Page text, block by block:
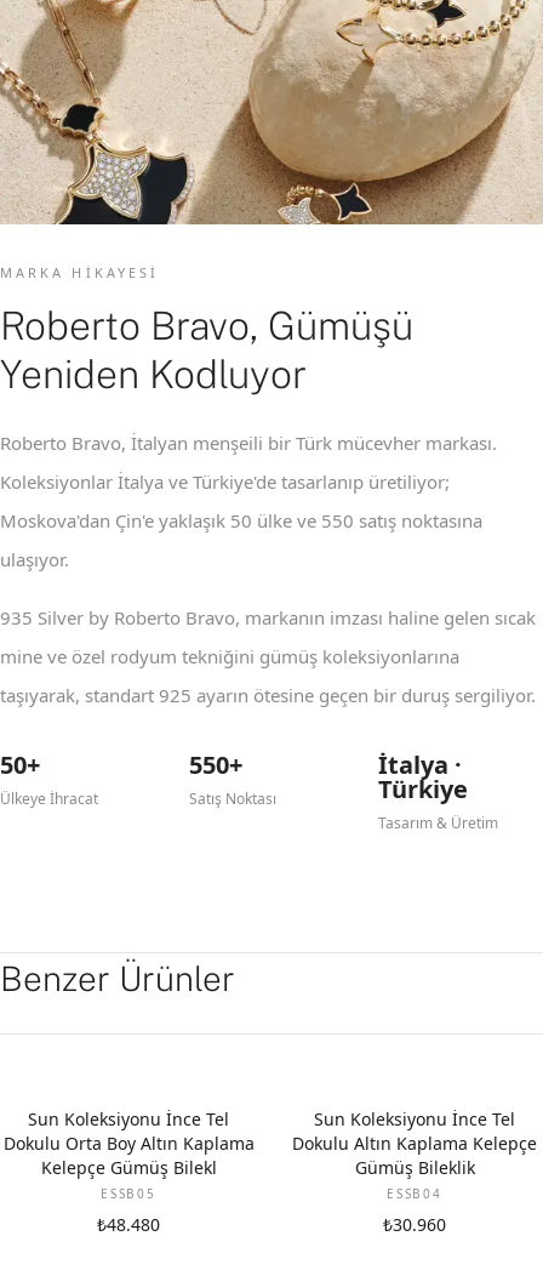
MARKA HIKAYESI
Roberto Bravo, Gümüşü
Yeniden Kodluyor
Roberto Bravo, İtalyan menşeili bir Türk mücevher markası.
Koleksiyonlar İtalya ve Türkiye'de tasarlanıp üretiliyor;
Moskova'dan Çin'e yaklaşık 50 ülke ve 550 satış noktasına
ulaşıyor.
935 Silver by Roberto Bravo, markanın imzası haline gelen sıcak
mine ve özel rodyum tekniğini gümüş koleksiyonlarına
taşıyarak, standart 925 ayarın ötesine geçen bir duruş sergiliyor.
50+
Ülkeye İhracat
550+
Satış Noktası
İtalya ·
Türkiye
Tasarım & Üretim
Benzer Ürünler
Sun Koleksiyonu İnce Tel
Dokulu Orta Boy Altın Kaplama
Kelepçe Gümüş Bilekl
ESSB05
₺48.480
Sun Koleksiyonu İnce Tel
Dokulu Altın Kaplama Kelepçe
Gümüş Bileklik
ESSB04
₺30.960